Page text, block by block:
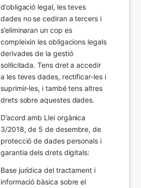
d’obligació legal, les teves
dades no se cediran a tercers i
s’eliminaran un cop es
compleixin les obligacions legals
derivades de la gestió
sol·licitada. Tens dret a accedir
a les teves dades, rectificar-les i
suprimir-les, i també tens altres
drets sobre aquestes dades.
D’acord amb Llei orgànica
3/2018, de 5 de desembre, de
protecció de dades personals i
garantia dels drets digitals:
Base jurídica del tractament i
informació bàsica sobre el